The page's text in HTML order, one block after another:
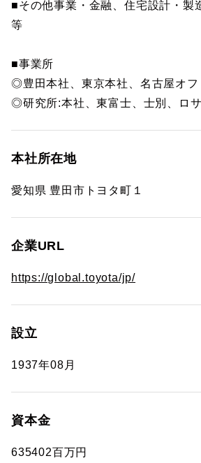
■その他事業・金融、住宅設計・
等
■事業所
◎豊田本社、東京本社、名古屋オフ
◎研究所:本社、東富士、士別、ロ
本社所在地
愛知県 豊田市トヨタ町１
企業URL
https://global.toyota/jp/
設立
1937年08月
資本金
635402百万円